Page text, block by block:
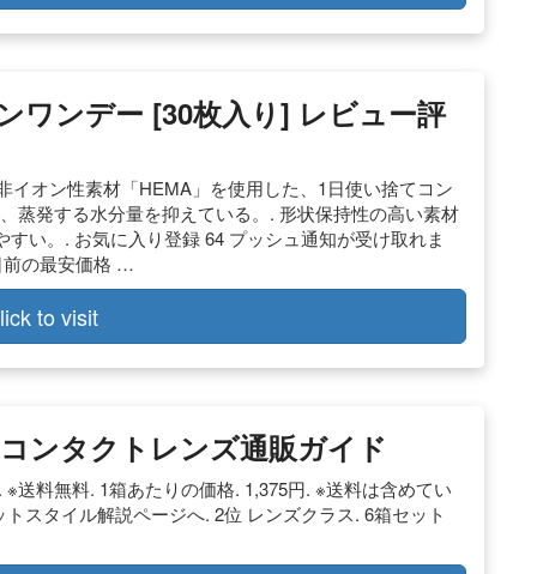
ワンデー [30枚入り] レビュー評
オン性素材「HEMA」を使用した、1日使い捨てコン
蒸発する水分量を抑えている。. 形状保持性の高い素材
い。. お気に入り登録 64 プッシュ通知が受け取れま
前の最安価格 …
to visit
ンタクトレンズ通販ガイド
送料無料. 1箱あたりの価格. 1,375円. ※送料は含めてい
スタイル解説ページへ. 2位 レンズクラス. 6箱セット